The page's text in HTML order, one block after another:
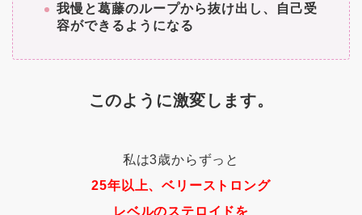
我慢と葛藤のループから抜け出し、自己受
容ができるようになる
このように激変します。
私は3歳からずっと
25年以上、ベリーストロング
レベルのステロイドを